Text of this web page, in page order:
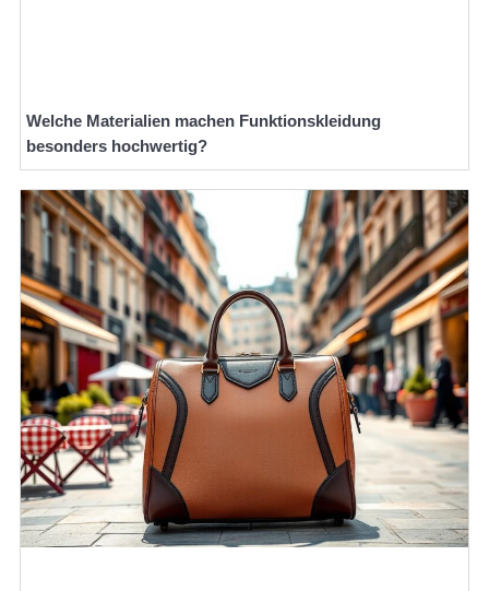
Welche Materialien machen Funktionskleidung
besonders hochwertig?